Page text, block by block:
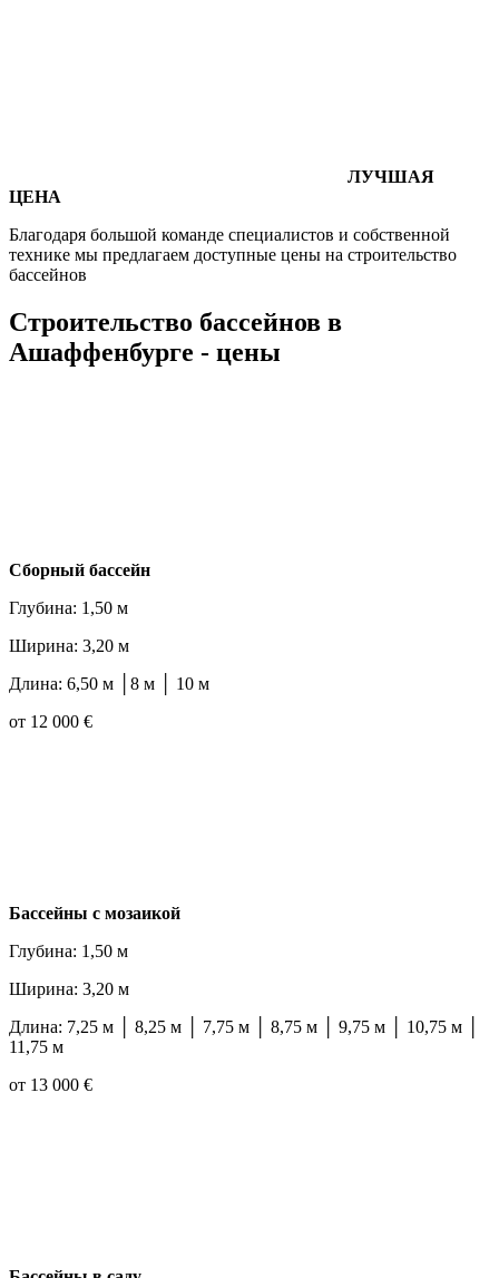
ЛУЧШАЯ
ЦЕНА
Благодаря большой команде специалистов и собственной
технике мы предлагаем доступные цены на строительство
бассейнов
Строительство бассейнов в
Ашаффенбурге - цены
Cборный бассейн
Глубина: 1,50 м
Ширина: 3,20 м
Длина: 6,50 м │8 м │ 10 м
от 12 000 €
Бассейны с мозаикой
Глубина: 1,50 м
Ширина: 3,20 м
Длина: 7,25 м │ 8,25 м │ 7,75 м │ 8,75 м │ 9,75 м │ 10,75 м │
11,75 м
от 13 000 €